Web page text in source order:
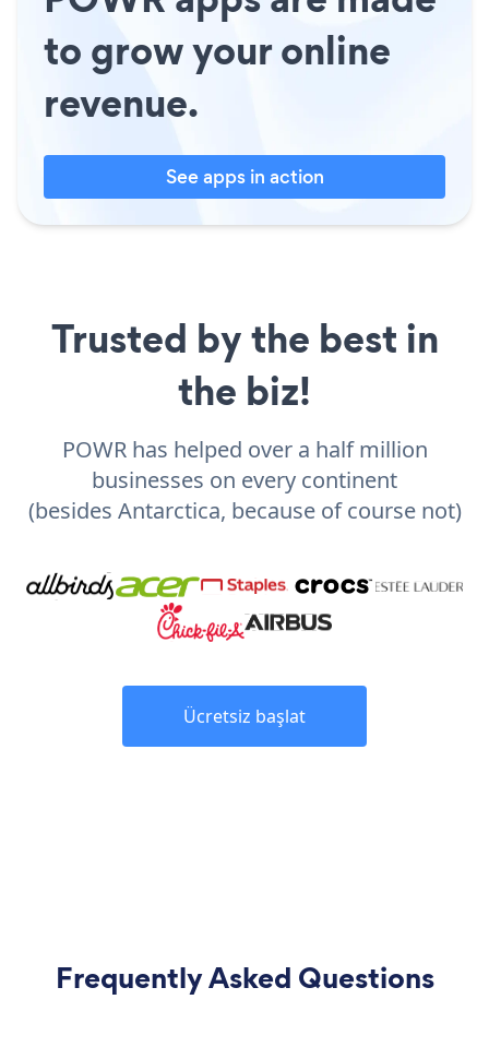
to grow your online
revenue.
See apps in action
Trusted by the best in
the biz!
POWR has helped over a half million
businesses on every continent
(besides Antarctica, because of course not)
Ücretsiz başlat
Frequently Asked Questions